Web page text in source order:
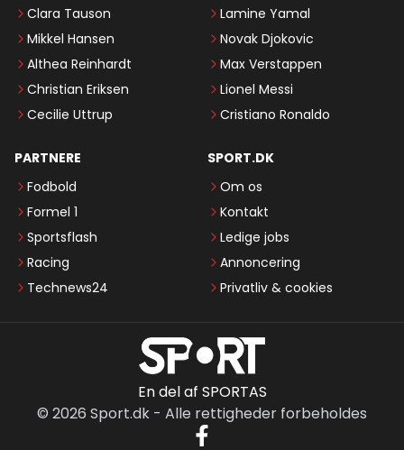
Clara Tauson
Mikkel Hansen
Althea Reinhardt
Christian Eriksen
Cecilie Uttrup
Lamine Yamal
Novak Djokovic
Max Verstappen
Lionel Messi
Cristiano Ronaldo
PARTNERE
Fodbold
Formel 1
Sportsflash
Racing
Technews24
SPORT.DK
Om os
Kontakt
Ledige jobs
Annoncering
Privatliv & cookies
En del af SPORTAS
© 2026 Sport.dk - Alle rettigheder forbeholdes